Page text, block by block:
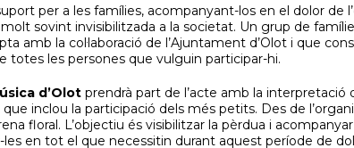
per a les famílies, acompanyant-los en el dolor de
sovint invisibilitzada a la societat. Un grup de
amb la col·laboració de l’Ajuntament d’Olot i que
totes les persones que vulguin participar-hi.
d’Olot prendrà part de l’acte amb la interpretació
inclou la participació dels més petits. Des de
floral. L’objectiu és visibilitzar la pèrdua i
en tot el que necessitin durant aquest període de dol